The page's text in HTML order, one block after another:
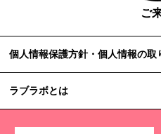
ご
個人情報保護方針・個人情報の取
ラブラボとは